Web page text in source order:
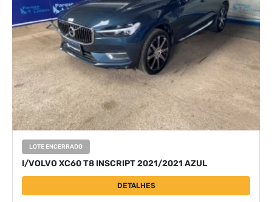
LOTE ENCERRADO
I/VOLVO XC60 T8 INSCRIPT 2021/2021 AZUL
DETALHES